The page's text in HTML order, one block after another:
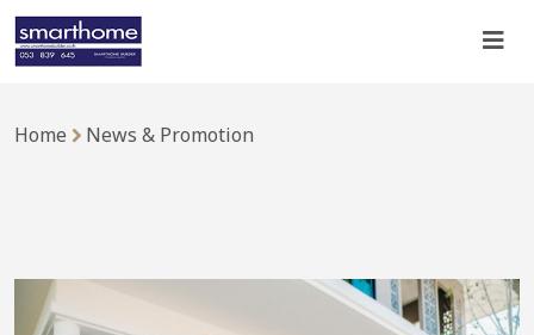
Home News & Promotion